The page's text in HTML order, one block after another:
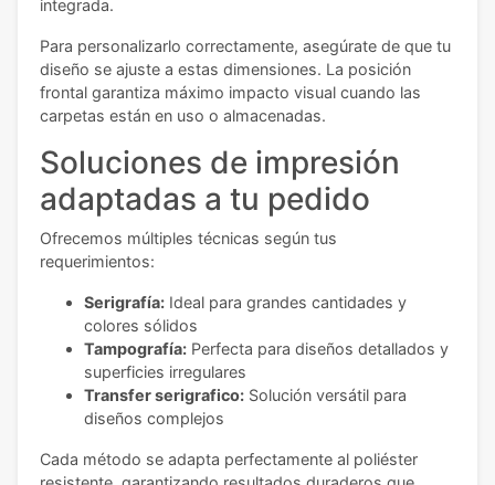
integrada.
Para personalizarlo correctamente, asegúrate de que tu
diseño se ajuste a estas dimensiones. La posición
frontal garantiza máximo impacto visual cuando las
carpetas están en uso o almacenadas.
Soluciones de impresión
adaptadas a tu pedido
Ofrecemos múltiples técnicas según tus
requerimientos:
Serigrafía: Ideal para grandes cantidades y
colores sólidos
Tampografía: Perfecta para diseños detallados y
superficies irregulares
Transfer serigrafico: Solución versátil para
diseños complejos
Cada método se adapta perfectamente al poliéster